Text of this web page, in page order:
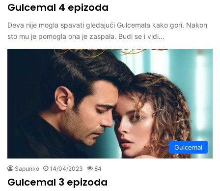
Gulcemal 4 epizoda
Deva nije mogla spavati gledajući Gulcemala kako gori. Nakon
sto mu je pomogla ona je zaspala. Budi se i vidi…
Gulcemal
Sapunko 14/04/2023 84
Gulcemal 3 epizoda